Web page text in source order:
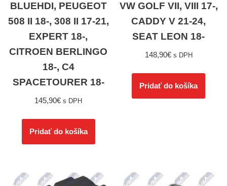
BLUEHDI, PEUGEOT
508 II 18-, 308 II 17-21,
EXPERT 18-,
CITROEN BERLINGO
18-, C4
SPACETOURER 18-
145,90€ s DPH
Pridať do košíka
VW GOLF VII, VIII 17-,
CADDY V 21-24,
SEAT LEON 18-
148,90€ s DPH
Pridať do košíka